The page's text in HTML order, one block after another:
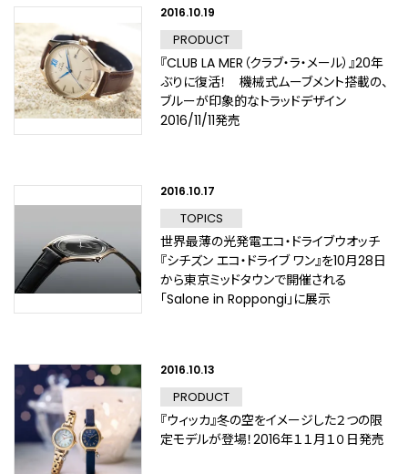
2016.10.19
PRODUCT
『CLUB LA MER（クラブ・ラ・メール）』20年
ぶりに復活！ 機械式ムーブメント搭載の、
ブルーが印象的なトラッドデザイン
2016/11/11発売
2016.10.17
TOPICS
世界最薄の光発電エコ・ドライブウオッチ
『シチズン エコ・ドライブ ワン』を10月28日
から東京ミッドタウンで開催される
「Salone in Roppongi」に展示
2016.10.13
PRODUCT
『ウィッカ』冬の空をイメージした２つの限
定モデルが登場！2016年１１月１０日発売